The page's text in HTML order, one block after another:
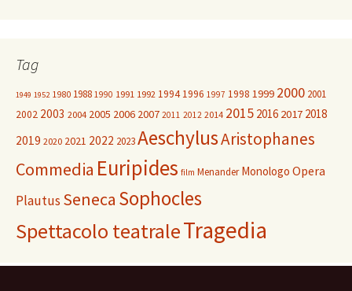
Tag
1949 1952 1980 1988 1990 1991 1992 19941996 1997 1998 1999 2000 2001
2002 2003 2004 2005 2006 2007 2011 2012 2014 2015 2016 2017 2018
2019 2020 2021 2022 2023AeschylusAristophanes
Commedia Euripides film Menander Monologo Opera
PlautusSeneca Sophocles
Spettacolo teatraleTragedia